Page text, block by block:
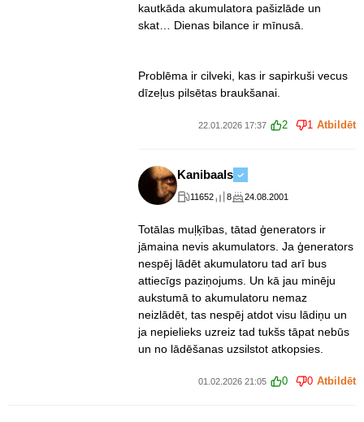
kautkāda akumulatora pašizlāde un
skat… Dienas bilance ir mīnusā.
Problēma ir cilveki, kas ir sapirkuši vecus
dīzeļus pilsētas braukšanai.
22.01.2026 17:37 2 1 Atbildēt
Kanibaals
11652 8 24.08.2001
Totālas muļķības, tātad ģenerators ir
jāmaina nevis akumulators. Ja ģenerators
nespēj lādēt akumulatoru tad arī bus
attiecīgs paziņojums. Un kā jau minēju
aukstumā to akumulatoru nemaz
neizlādēt, tas nespēj atdot visu lādiņu un
ja nepielieks uzreiz tad tukšs tāpat nebūs
un no lādēšanas uzsilstot atkopsies.
01.02.2026 21:05 0 0 Atbildēt